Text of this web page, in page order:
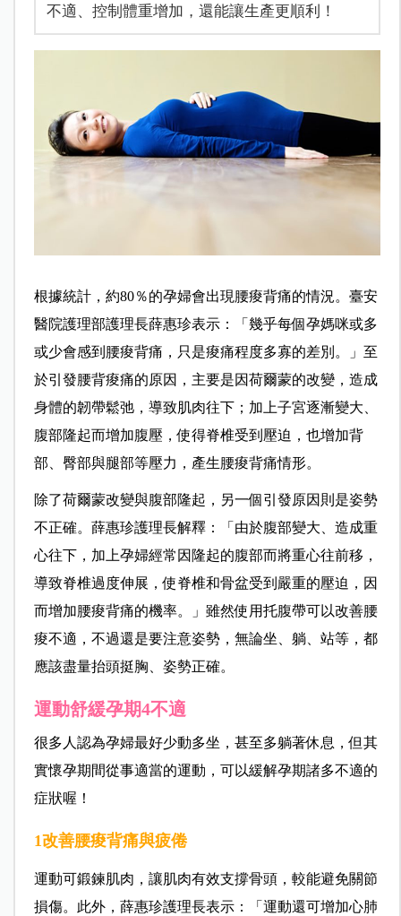
不適、控制體重增加，還能讓生產更順利！
根據統計，約80％的孕婦會出現腰痠背痛的情況。臺安
醫院護理部護理長薛惠珍表示：「幾乎每個孕媽咪或多
或少會感到腰痠背痛，只是痠痛程度多寡的差別。」至
於引發腰背痠痛的原因，主要是因荷爾蒙的改變，造成
身體的韌帶鬆弛，導致肌肉往下；加上子宮逐漸變大、
腹部隆起而增加腹壓，使得脊椎受到壓迫，也增加背
部、臀部與腿部等壓力，產生腰痠背痛情形。
除了荷爾蒙改變與腹部隆起，另一個引發原因則是姿勢
不正確。薛惠珍護理長解釋：「由於腹部變大、造成重
心往下，加上孕婦經常因隆起的腹部而將重心往前移，
導致脊椎過度伸展，使脊椎和骨盆受到嚴重的壓迫，因
而增加腰痠背痛的機率。」雖然使用托腹帶可以改善腰
痠不適，不過還是要注意姿勢，無論坐、躺、站等，都
應該盡量抬頭挺胸、姿勢正確。
運動舒緩孕期4不適
很多人認為孕婦最好少動多坐，甚至多躺著休息，但其
實懷孕期間從事適當的運動，可以緩解孕期諸多不適的
症狀喔！
1改善腰痠背痛與疲倦
運動可鍛鍊肌肉，讓肌肉有效支撐骨頭，較能避免關節
損傷。此外，薛惠珍護理長表示：「運動還可增加心肺